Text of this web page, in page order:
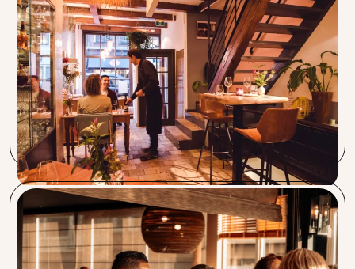
Restaurant Segugio
Procent en Segugio werken samen sinds 2012. Procent is
een zeer betrouwbare partner. We hebben veel geld
bespaard door verschillende producten en diensten. Als
Italiaan was ik verrast door hun Capra Nera Italiaanse
koffie. We zijn erg blij om onze gasten deze goede koffie te
kunnen serveren.
Coupe de Nice, Sable Blanc, Bistro Boudoir en
Charlie’s